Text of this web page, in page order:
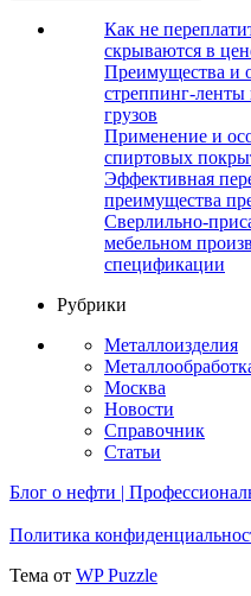
Как не
скрываются в
Преимущества и
стреппинг-ленты
грузов
Применение и
спиртовых
Эффективная
преимущества
Сверлильно-
мебельном
спецификации
Рубрики
Металлоизделия
Москва
Новости
Справочник
Статьи
Блог о нефти |
Политика
Тема от WP Puzzle